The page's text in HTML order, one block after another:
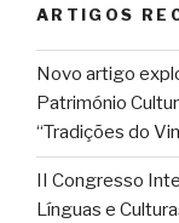
ARTIGOS
Novo artigo
Património
“Tradições do
II Congresso
Línguas e